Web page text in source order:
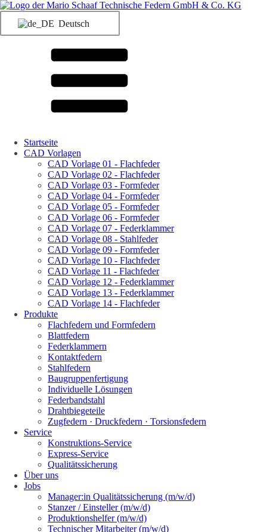
Deutsch
Startseite
CAD Vorlagen
CAD Vorlage 01 - Flachfeder
CAD Vorlage 02 - Flachfeder
CAD Vorlage 03 - Formfeder
CAD Vorlage 04 - Formfeder
CAD Vorlage 05 - Formfeder
CAD Vorlage 06 - Formfeder
CAD Vorlage 07 - Federklammer
CAD Vorlage 08 - Stahlfeder
CAD Vorlage 09 - Formfeder
CAD Vorlage 10 - Flachfeder
CAD Vorlage 11 - Flachfeder
CAD Vorlage 12 - Federklammer
CAD Vorlage 13 - Federklammer
CAD Vorlage 14 - Flachfeder
Produkte
Flachfedern und Formfedern
Blattfedern
Federklammern
Kontaktfedern
Stahlfedern
Baugruppenfertigung
Individuelle Lösungen
Federbandstahl
Drahtbiegeteile
Zugfedern · Druckfedern · Torsionsfedern
Service
Konstruktions-Service
Express-Service
Qualitätssicherung
Über uns
Jobs
Manager:in Qualitätssicherung (m/w/d)
Stanzer / Einsteller (m/w/d)
Produktionshelfer (m/w/d)
Technischer Mitarbeiter (m/w/d)